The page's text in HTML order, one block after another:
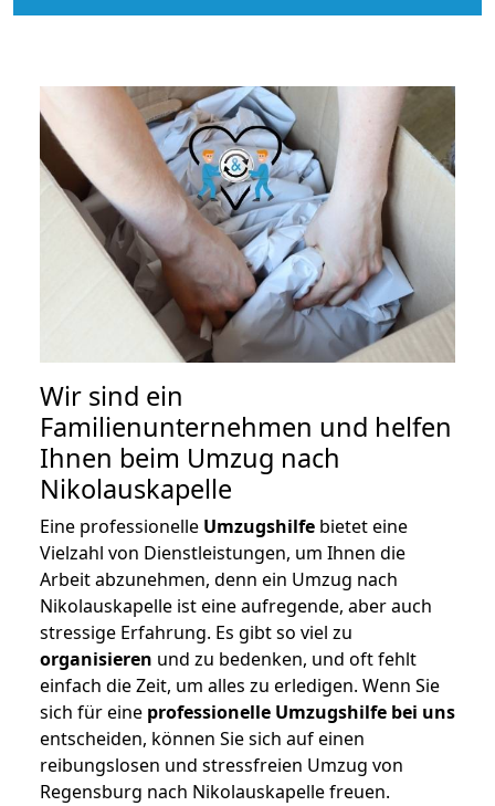
Wir sind ein
Familienunternehmen und helfen
Ihnen beim Umzug nach
Nikolauskapelle
Eine professionelle Umzugshilfe bietet eine
Vielzahl von Dienstleistungen, um Ihnen die
Arbeit abzunehmen, denn ein Umzug nach
Nikolauskapelle ist eine aufregende, aber auch
stressige Erfahrung. Es gibt so viel zu
organisieren und zu bedenken, und oft fehlt
einfach die Zeit, um alles zu erledigen. Wenn Sie
sich für eine professionelle Umzugshilfe bei uns
entscheiden, können Sie sich auf einen
reibungslosen und stressfreien Umzug von
Regensburg nach Nikolauskapelle freuen.